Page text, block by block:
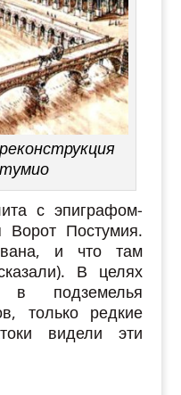
с эпиграфом-
Ворот Постумия.
и что там
В целях
в подземелья
только редкие
видели эти